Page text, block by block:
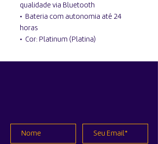
qualidade via Bluetooth
•⁠ ⁠Bateria com autonomia até 24
horas
•⁠ ⁠Cor: Platinum (Platina)